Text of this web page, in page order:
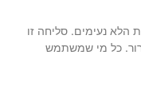
הלא נעימים. סליחה זו
כל מי שמשתמש